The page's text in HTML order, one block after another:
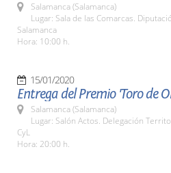
Salamanca (Salamanca)
Lugar: Sala de las Comarcas.
Salamanca
Hora: 10:00 h.
15/01/2020
Entrega del Premio 'Toro de
Salamanca (Salamanca)
Lugar: Salón Actos. Delegación
CyL
Hora: 20:00 h.